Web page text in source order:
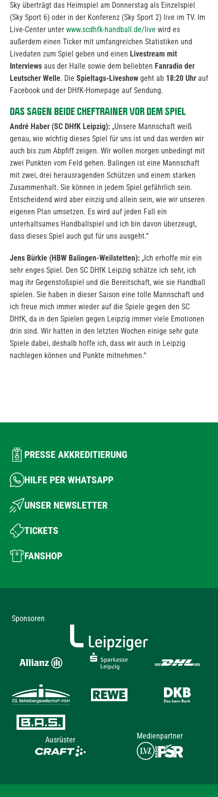
Sky überträgt das Heimspiel am Donnerstag als Einzelspiel
(Sky Sport 6) oder in der Konferenz (Sky Sport 2) live im TV. Im
Live-Center unter www.scdhfk-handball.de/live wird es
außerdem einen Ticker mit umfangreichen Statistiken und
Livedaten zum Spiel geben und einen Livestream mit
Interviews aus der Halle sowie dem beliebten Fanradio der
Leutscher Welle. Die Spieltags-Liveshow geht ab 18:20 Uhr auf
Facebook und der DHfK-Homepage auf Sendung.
DAS SAGEN BEIDE CHEFTRAINER VOR DEM SPIEL
André Haber (SC DHfK Leipzig): „Unsere Mannschaft weiß
genau, wie wichtig dieses Spiel für uns ist und das werden wir
auch bis zum Abpfiff zeigen. Wir wollen morgen unbedingt mit
zwei Punkten vom Feld gehen. Balingen ist eine Mannschaft
mit zwei, drei herausragenden Schützen und einem starken
Zusammenhalt. Sie können in jedem Spiel gefährlich sein.
Entscheidend wird aber einzig und allein sein, wie wir unseren
eigenen Plan umsetzen. Es wird auf jeden Fall ein
unterhaltsames Handballspiel und ich bin davon überzeugt,
dass dieses Spiel auch gut für uns ausgeht.“
Jens Bürkle (HBW Balingen-Weilstetten): „Ich erhoffe mir ein
sehr enges Spiel. Den SC DHfK Leipzig schätze ich sehr, ich
mag ihr Gegenstoßspiel und die Bereitschaft, wie sie Handball
spielen. Sie haben in dieser Saison eine tolle Mannschaft und
ich freue mich immer wieder auf die Spiele gegen den SC
DHfK, da in den Spielen gegen Leipzig immer viele Emotionen
drin sind. Wir hatten in den letzten Wochen einige sehr gute
Spiele dabei, deshalb hoffe ich, dass wir auch in Leipzig
nachlegen können und Punkte mitnehmen.“
PRESSE AKKREDITIERUNG
HILFE PER WHATSAPP
UNSER NEWSLETTER
TICKETS
FANSHOP
Sponsoren
Ausrüster Medienpartner